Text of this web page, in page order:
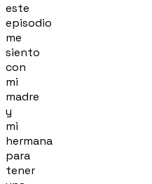
este
episodio
me
siento
con
mi
madre
y
mi
hermana
para
tener